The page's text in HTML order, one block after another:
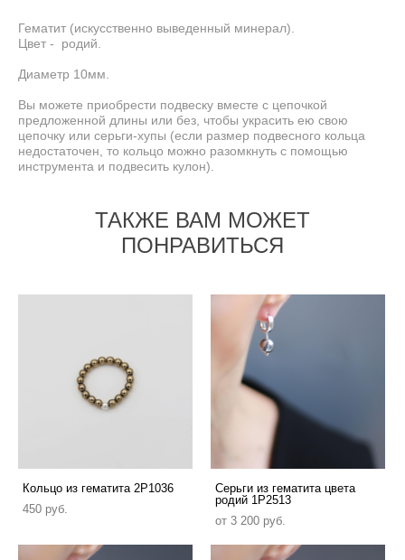
Гематит (искусственно выведенный минерал).
Цвет - родий.
Диаметр 10мм.
Вы можете приобрести подвеску вместе с цепочкой
предложенной длины или без, чтобы украсить ею свою
цепочку или серьги-хупы (если размер подвесного кольца
недостаточен, то кольцо можно разомкнуть с помощью
инструмента и подвесить кулон).
ТАКЖЕ ВАМ МОЖЕТ
ПОНРАВИТЬСЯ
Кольцо из гематита 2P1036
450 pуб.
Серьги из гематита цвета
родий 1P2513
от 3 200 pуб.